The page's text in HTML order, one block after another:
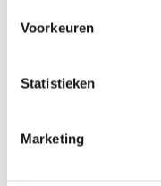
Voorkeuren
Statistieken
Marketing